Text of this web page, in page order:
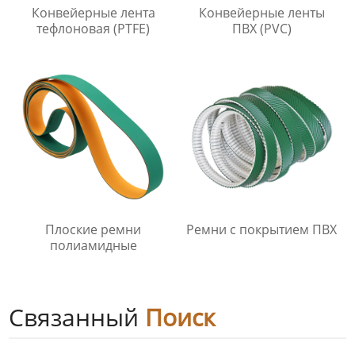
Конвейерные лента
тефлоновая (PTFE)
Конвейерные ленты
ПВХ (PVC)
Плоские ремни
полиамидные
Ремни с покрытием ПВХ
Связанный Поиск